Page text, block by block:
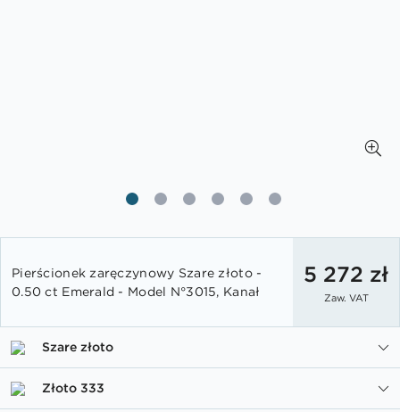
początek
galerii
Pierścionek zaręczynowy Szare złoto -
0.50 ct Emerald - Model N°3015, Kanał
5 272 zł
Zaw. VAT
Szare złoto
Złoto 333